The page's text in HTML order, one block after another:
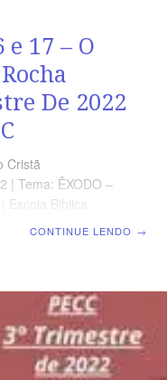
17 – O
De 2022
Cristã
| Tema: ÊXODO –
Escola Biblica
36 e 16 versos,
a aula lendo, com
(5 a 7 min.). A
CONTINUE LENDO →